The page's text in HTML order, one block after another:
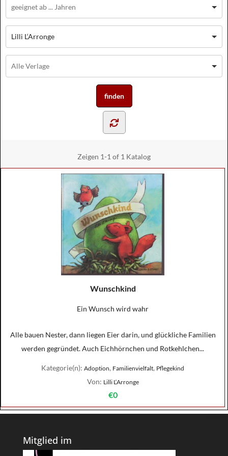
Lilli L‘Arronge
Zeigen 1-1 of 1 Katalog
Wunschkind
Ein Wunsch wird wahr
Alle bauen Nester, dann liegen Eier darin, und glückliche Familien
werden gegründet. Auch Eichhörnchen und Rotkehlchen...
Kategorie(n): Adoption, Familienvielfalt, Pflegekind
Von: Lilli L‘Arronge
€0
Mitglied im